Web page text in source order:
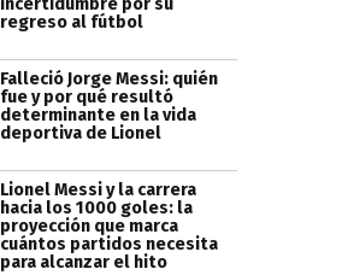
regreso al fútbol
Falleció Jorge Messi: quién
fue y por qué resultó
determinante en la vida
deportiva de Lionel
Lionel Messi y la carrera
hacia los 1000 goles: la
proyección que marca
cuántos partidos necesita
para alcanzar el hito